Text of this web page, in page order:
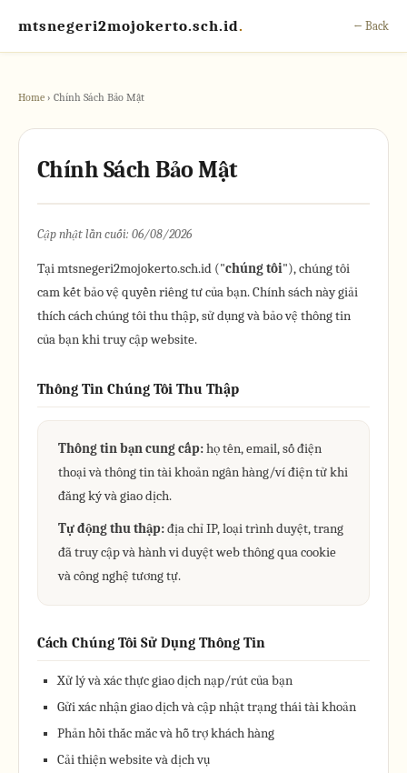
mtsnegeri2mojokerto.sch.id. ← Back
Home › Chính Sách Bảo Mật
Chính Sách Bảo Mật
Cập nhật lần cuối: 06/08/2026
Tại mtsnegeri2mojokerto.sch.id ("chúng tôi"), chúng tôi
cam kết bảo vệ quyền riêng tư của bạn. Chính sách này giải
thích cách chúng tôi thu thập, sử dụng và bảo vệ thông tin
của bạn khi truy cập website.
Thông Tin Chúng Tôi Thu Thập
Thông tin bạn cung cấp:họ tên, email, số điện
thoại và thông tin tài khoản ngân hàng/ví điện tử khi
đăng ký và giao dịch.
Tự động thu thập:địa chỉ IP, loại trình duyệt, trang
đã truy cập và hành vi duyệt web thông qua cookie
và công nghệ tương tự.
Cách Chúng Tôi Sử Dụng Thông Tin
Xử lý và xác thực giao dịch nạp/rút của bạn
Gửi xác nhận giao dịch và cập nhật trạng thái tài khoản
Phản hồi thắc mắc và hỗ trợ khách hàng
Cải thiện website và dịch vụ